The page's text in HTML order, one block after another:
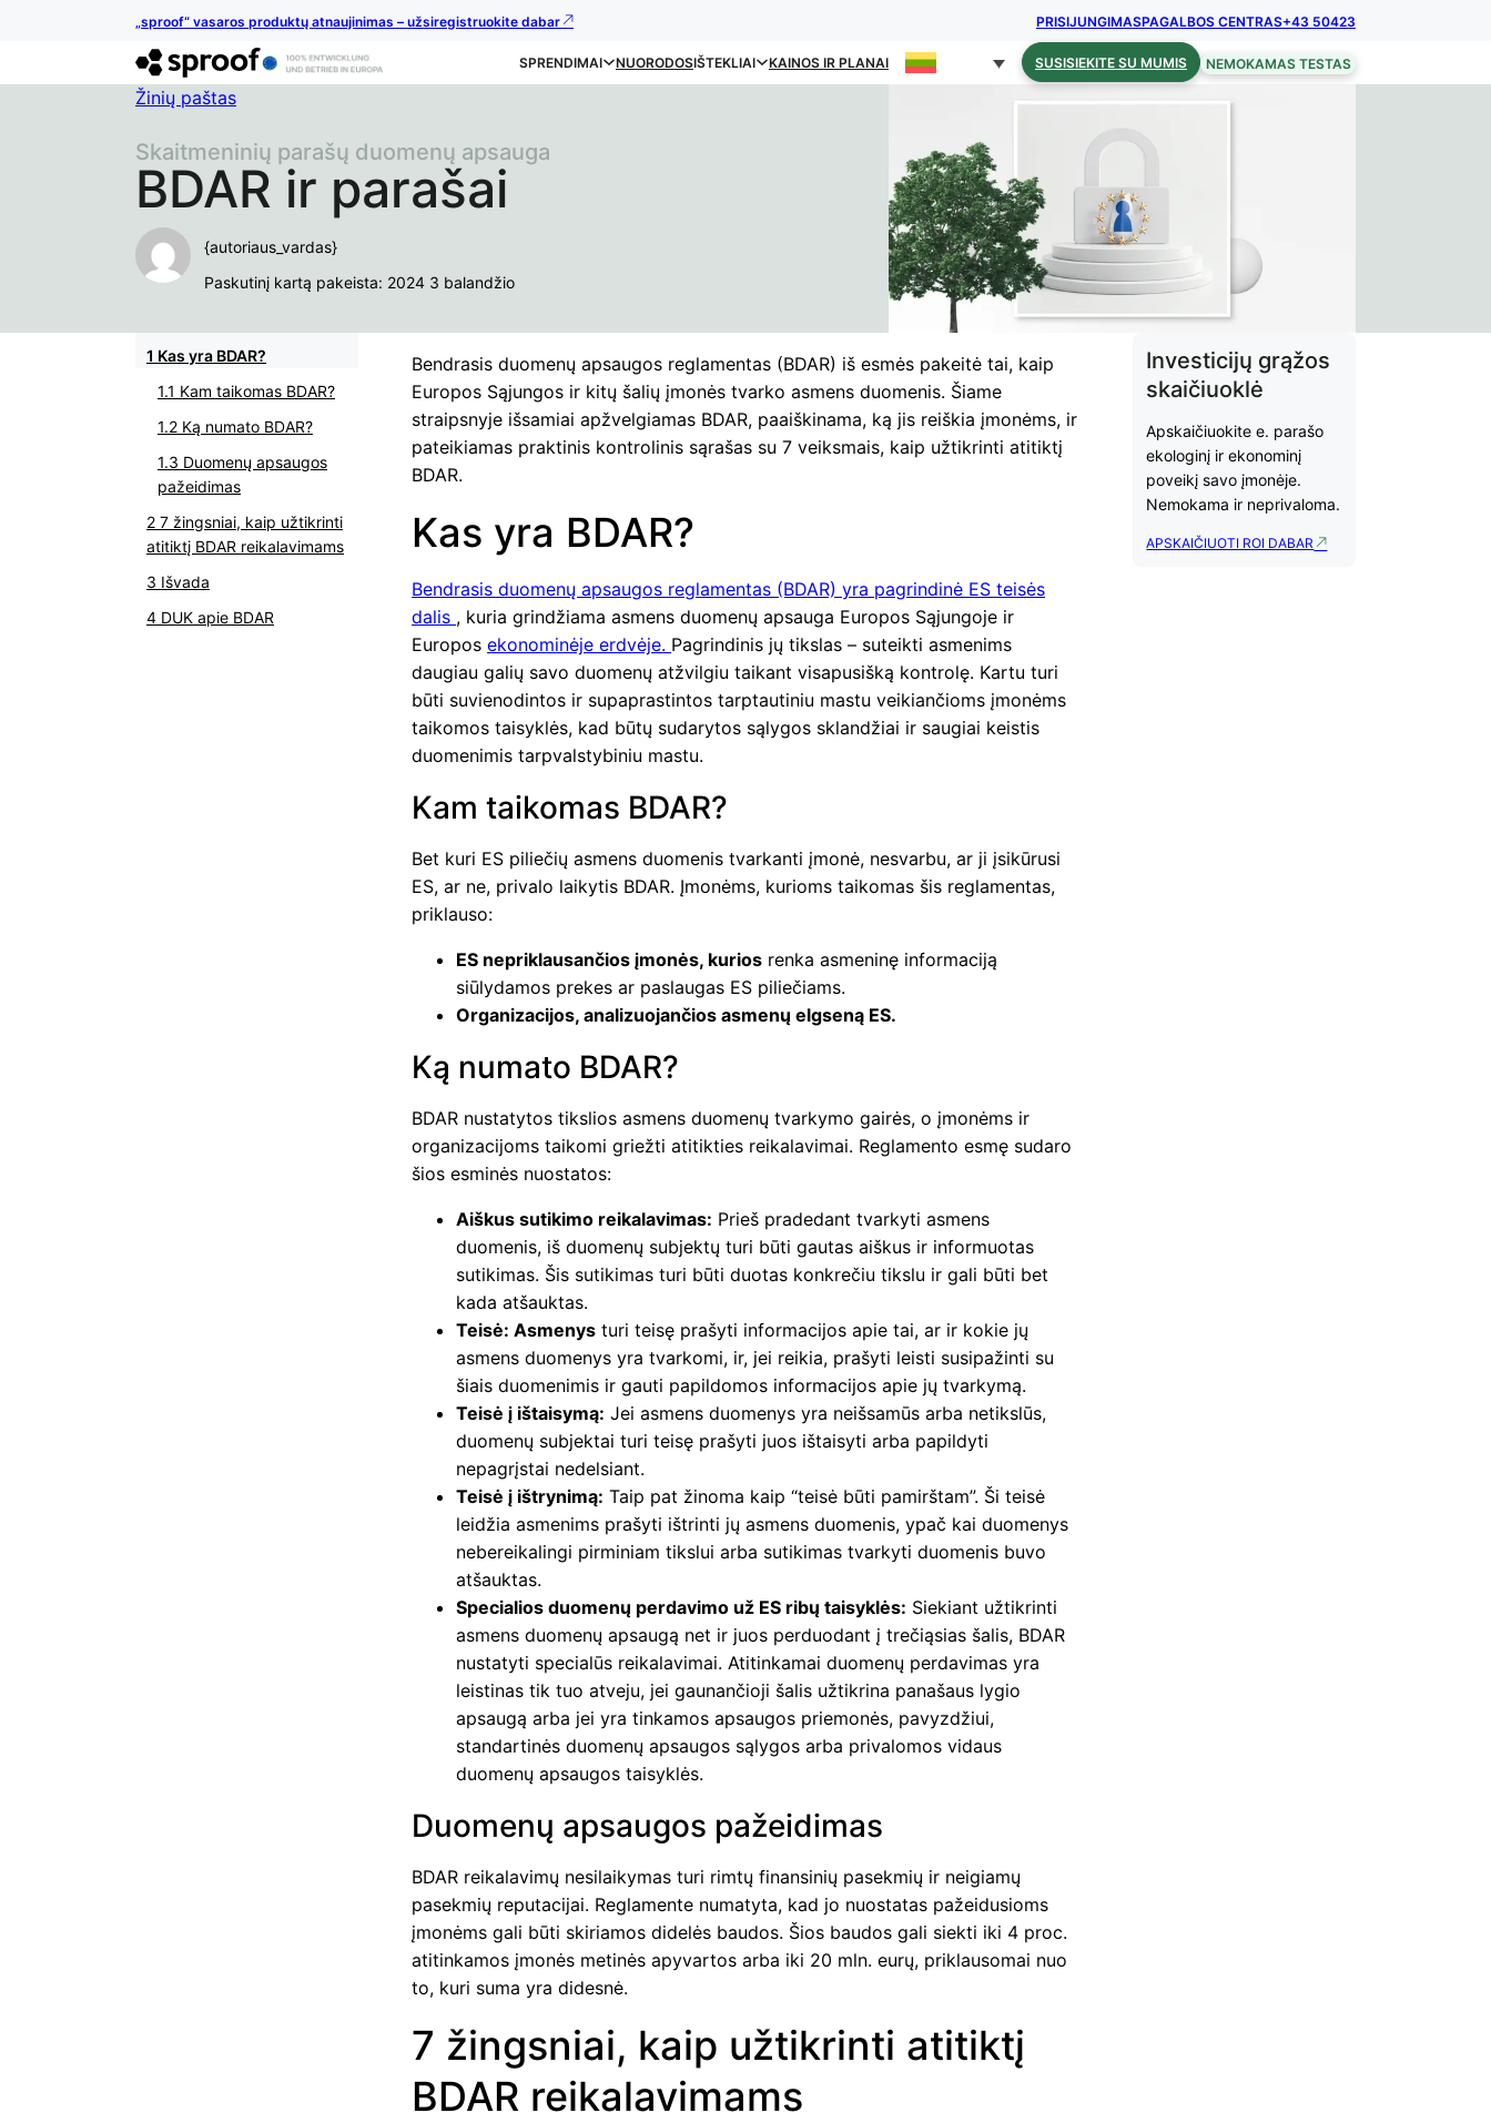
„sproof“ vasaros produktų atnaujinimas – užsiregistruokite dabar PRISIJUNGIMASPAGALBOS CENTRAS+43 50423
SPRENDIMAI NUORODOSIŠTEKLIAI KAINOS IR PLANAI SUSISIEKITE SU MUMIS NEMOKAMAS TESTAS
Žinių paštas
BDAR ir parašai
Skaitmeninių parašų duomenų apsauga
{autoriaus_vardas}
Paskutinį kartą pakeista: 2024 3 balandžio
Kas yra BDAR?
Kam taikomas BDAR?
Ką numato BDAR?
Duomenų apsaugos
pažeidimas
7 žingsniai, kaip užtikrinti
atitiktį BDAR reikalavimams
Išvada
DUK apie BDAR
Bendrasis duomenų apsaugos reglamentas (BDAR) iš esmės pakeitė tai, kaip
Europos Sąjungos ir kitų šalių įmonės tvarko asmens duomenis. Šiame
straipsnyje išsamiai apžvelgiamas BDAR, paaiškinama, ką jis reiškia įmonėms, ir
pateikiamas praktinis kontrolinis sąrašas su 7 veiksmais, kaip užtikrinti atitiktį
BDAR.
Kas yra BDAR?
Bendrasis duomenų apsaugos reglamentas (BDAR) yra pagrindinė ES teisės
dalis , kuria grindžiama asmens duomenų apsauga Europos Sąjungoje ir
Europosekonominėje erdvėje. Pagrindinis jų tikslas – suteikti asmenims
daugiau galių savo duomenų atžvilgiu taikant visapusišką kontrolę. Kartu turi
būti suvienodintos ir supaprastintos tarptautiniu mastu veikiančioms įmonėms
taikomos taisyklės, kad būtų sudarytos sąlygos sklandžiai ir saugiai keistis
duomenimis tarpvalstybiniu mastu.
Kam taikomas BDAR?
Bet kuri ES piliečių asmens duomenis tvarkanti įmonė, nesvarbu, ar ji įsikūrusi
ES, ar ne, privalo laikytis BDAR. Įmonėms, kurioms taikomas šis reglamentas,
priklauso:
ES nepriklausančios įmonės, kurios renka asmeninę informaciją
siūlydamos prekes ar paslaugas ES piliečiams.
Organizacijos, analizuojančios asmenų elgseną ES.
Ką numato BDAR?
BDAR nustatytos tikslios asmens duomenų tvarkymo gairės, o įmonėms ir
organizacijoms taikomi griežti atitikties reikalavimai. Reglamento esmę sudaro
šios esminės nuostatos:
Aiškus sutikimo reikalavimas: Prieš pradedant tvarkyti asmens
duomenis, iš duomenų subjektų turi būti gautas aiškus ir informuotas
sutikimas. Šis sutikimas turi būti duotas konkrečiu tikslu ir gali būti bet
kada atšauktas.
Teisė: Asmenys turi teisę prašyti informacijos apie tai, ar ir kokie jų
asmens duomenys yra tvarkomi, ir, jei reikia, prašyti leisti susipažinti su
šiais duomenimis ir gauti papildomos informacijos apie jų tvarkymą.
Teisė į ištaisymą: Jei asmens duomenys yra neišsamūs arba netikslūs,
duomenų subjektai turi teisę prašyti juos ištaisyti arba papildyti
nepagrįstai nedelsiant.
Teisė į ištrynimą: Taip pat žinoma kaip “teisė būti pamirštam”. Ši teisė
leidžia asmenims prašyti ištrinti jų asmens duomenis, ypač kai duomenys
nebereikalingi pirminiam tikslui arba sutikimas tvarkyti duomenis buvo
atšauktas.
Specialios duomenų perdavimo už ES ribų taisyklės: Siekiant užtikrinti
asmens duomenų apsaugą net ir juos perduodant į trečiąsias šalis, BDAR
nustatyti specialūs reikalavimai. Atitinkamai duomenų perdavimas yra
leistinas tik tuo atveju, jei gaunančioji šalis užtikrina panašaus lygio
apsaugą arba jei yra tinkamos apsaugos priemonės, pavyzdžiui,
standartinės duomenų apsaugos sąlygos arba privalomos vidaus
duomenų apsaugos taisyklės.
Duomenų apsaugos pažeidimas
BDAR reikalavimų nesilaikymas turi rimtų finansinių pasekmių ir neigiamų
pasekmių reputacijai. Reglamente numatyta, kad jo nuostatas pažeidusioms
įmonėms gali būti skiriamos didelės baudos. Šios baudos gali siekti iki 4 proc.
atitinkamos įmonės metinės apyvartos arba iki 20 mln. eurų, priklausomai nuo
to, kuri suma yra didesnė.
7 žingsniai, kaip užtikrinti atitiktį
BDAR reikalavimams
Investicijų grąžos
skaičiuoklė
Apskaičiuokite e. parašo
ekologinį ir ekonominį
poveikį savo įmonėje.
Nemokama ir neprivaloma.
APSKAIČIUOTI ROI DABAR